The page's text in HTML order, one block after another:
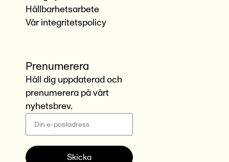
Hållbarhetsarbete
Vår integritetspolicy
Prenumerera
Håll dig uppdaterad och
prenumerera på vårt
nyhetsbrev.
Skicka